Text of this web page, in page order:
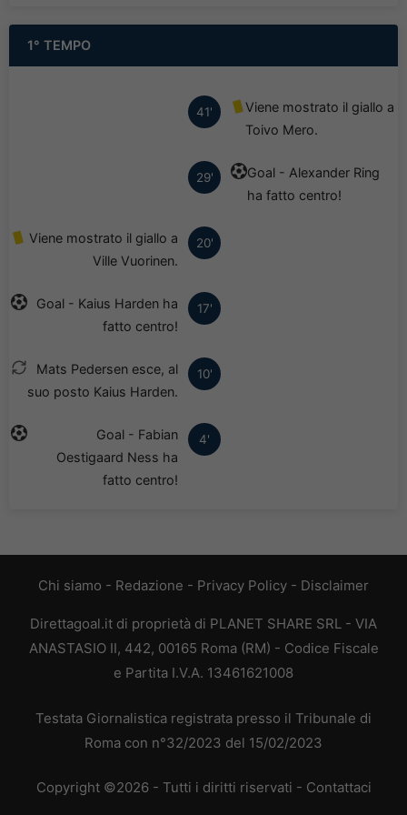
1° TEMPO
41'
Viene mostrato il giallo a
Toivo Mero.
29'
Goal - Alexander Ring
ha fatto centro!
20'
Viene mostrato il giallo a
Ville Vuorinen.
17'
Goal - Kaius Harden ha
fatto centro!
10'
Mats Pedersen esce, al
suo posto Kaius Harden.
4'
Goal - Fabian
Oestigaard Ness ha
fatto centro!
Chi siamo - Redazione - Privacy Policy - Disclaimer
Direttagoal.it di proprietà di PLANET SHARE SRL - VIA
ANASTASIO II, 442, 00165 Roma (RM) - Codice Fiscale
e Partita I.V.A. 13461621008
Testata Giornalistica registrata presso il Tribunale di
Roma con n°32/2023 del 15/02/2023
Copyright ©2026 - Tutti i diritti riservati - Contattaci